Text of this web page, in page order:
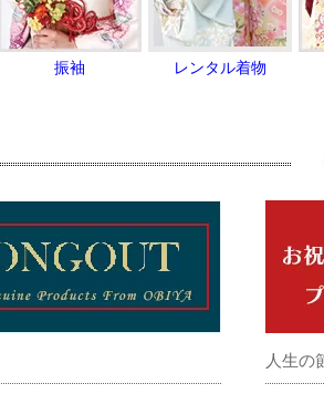
振袖 レンタル着物
人生の